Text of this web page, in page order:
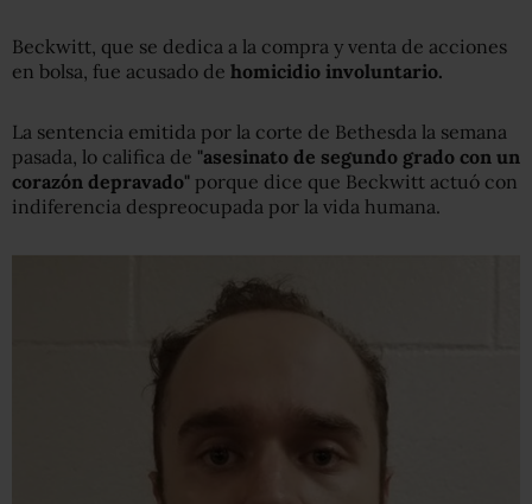
Beckwitt, que se dedica a la compra y venta de acciones
en bolsa, fue acusado de homicidio involuntario.
La sentencia emitida por la corte de Bethesda la semana
pasada, lo califica de "asesinato de segundo grado con un
corazón depravado" porque dice que Beckwitt actuó con
indiferencia despreocupada por la vida humana.